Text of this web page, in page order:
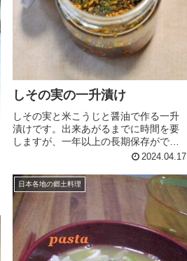
しその実の一升漬け
しその実と米こうじと醤油で作る一升
漬けです。出来あがるまでに時間を要
しますが、一年以上の長期保存ができ
ます。 レシピはこちら （楽天レシピ）
しょうゆみんなのレビュー
2024.04.17
日本各地の郷土料理